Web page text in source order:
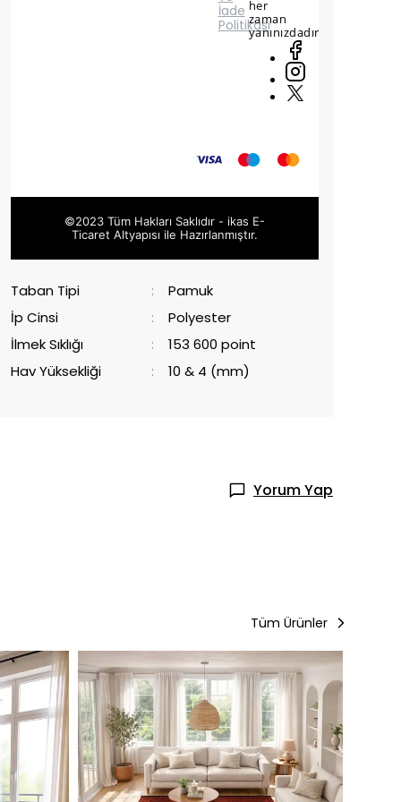
İade
Politikası
her
zaman
yanınızdadır.
©2023 Tüm Hakları Saklıdır - ikas E-
Ticaret Altyapısı ile Hazırlanmıştır.
Taban Tipi :
Pamuk
İp Cinsi
:
Polyester
İlmek Sıklığı
:
153 600 point
Hav Yüksekliği
: 10 & 4 (mm)
Yorum Yap
Tüm Ürünler